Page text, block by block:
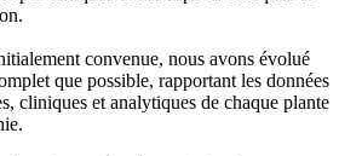
convenue, nous avons évolué
que possible, rapportant les données
cliniques et analytiques de chaque plante